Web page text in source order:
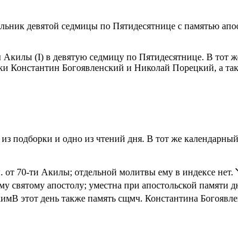
девятой седмицы по Пятидесятнице с памятью
Акилы (I) в девятую седмицу по Пятидесятнице. В
Богоявленский и Николай Порецкий, а
подборки и одно из чтений дня. В тот же
от 70-ти Акилы; отдельной молитвы ему в индексе нет.
святому апостолу; уместна при апостольской памяти
В этот день также память сщмч. Константина